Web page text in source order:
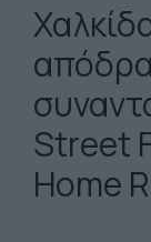
Street
Home